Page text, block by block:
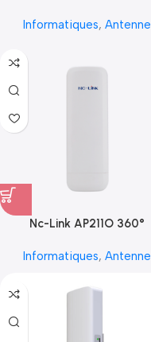
Informatiques, Antenne
Nc-Link AP211O 360°
Informatiques, Antenne